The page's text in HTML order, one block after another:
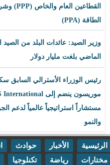
القطاعين العام والخاص (PPP) وشراء
البلد من الصيد العام
دولار
السابق سكوت
موريسون ينضم إلى BLS International
عالمياً لدعم الجودة
حوادث
اقتصاد
تكنلوجيا
مقابلات